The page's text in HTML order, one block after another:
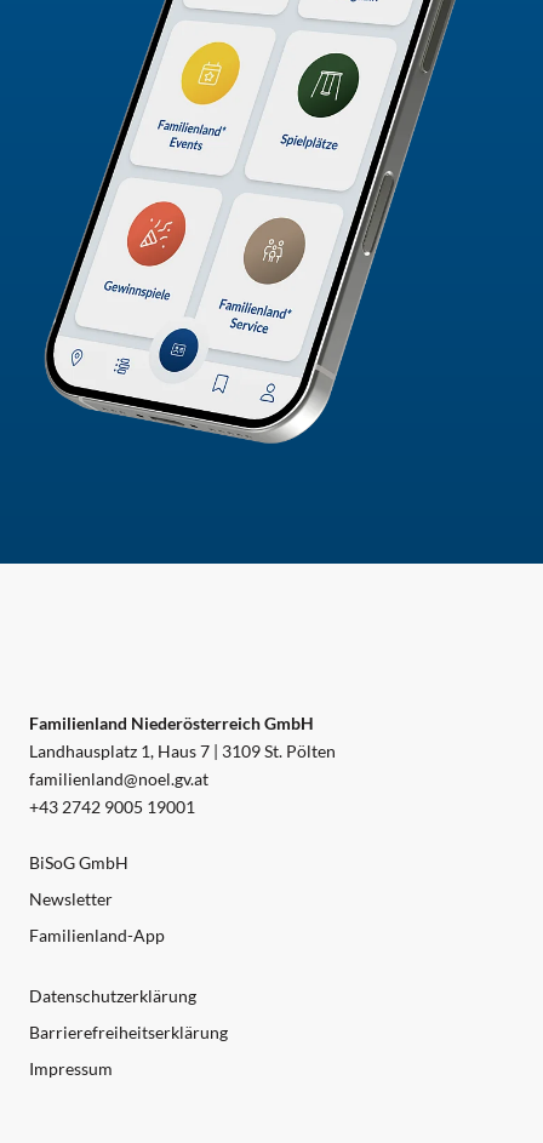
Familienland Niederösterreich GmbH
Landhausplatz 1, Haus 7 | 3109 St. Pölten
familienland@noel.gv.at
+43 2742 9005 19001
BiSoG GmbH
Newsletter
Familienland-App
Datenschutzerklärung
Barrierefreiheitserklärung
Impressum